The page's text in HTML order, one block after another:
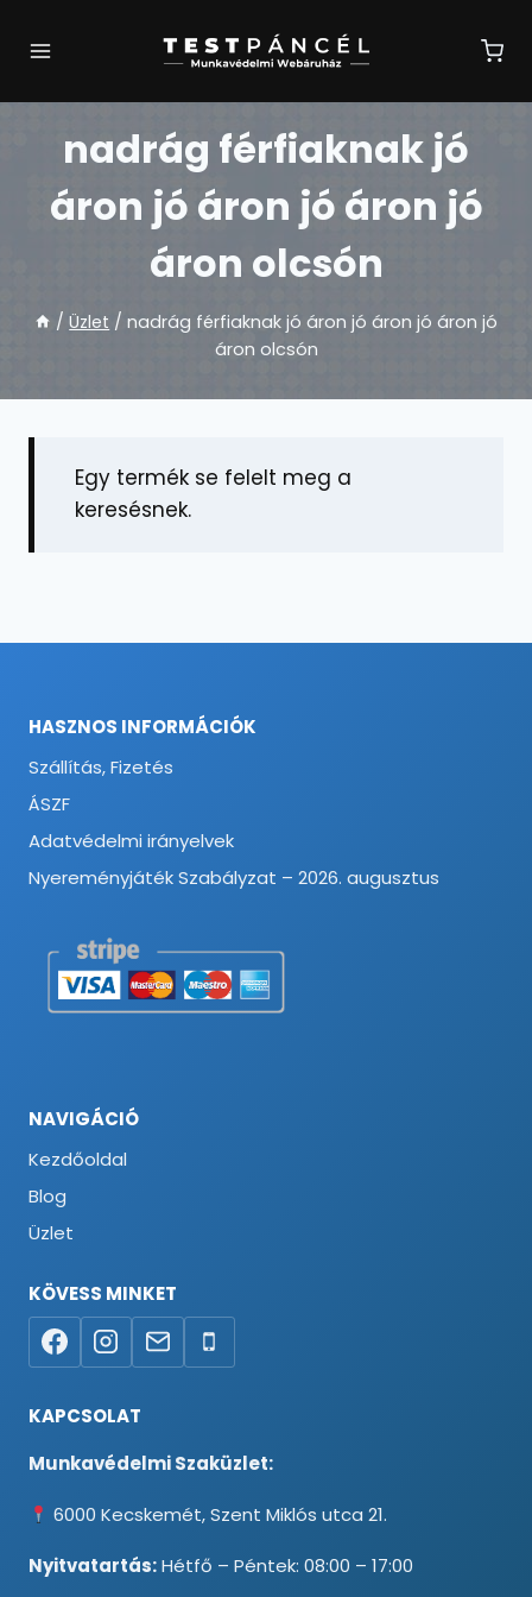
nadrág férfiaknak jó
áron jó áron jó áron jó
áron olcsón
/ Üzlet / nadrág férfiaknak jó áron jó áron jó áron jó
áron olcsón
Egy termék se felelt meg a
keresésnek.
HASZNOS INFORMÁCIÓK
Szállítás, Fizetés
ÁSZF
Adatvédelmi irányelvek
Nyereményjáték Szabályzat – 2026. augusztus
NAVIGÁCIÓ
Kezdőoldal
Blog
Üzlet
KÖVESS MINKET
KAPCSOLAT
Munkavédelmi Szaküzlet:
6000 Kecskemét, Szent Miklós utca 21.
Nyitvatartás:Hétfő – Péntek: 08:00 – 17:00